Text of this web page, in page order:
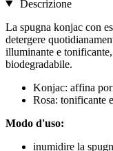
Descrizione
La spugna konjac con
detergere
illuminante e
biodegradabile.
Konjac: affina
Rosa: tonificante
Modo d'uso:
inumidire la